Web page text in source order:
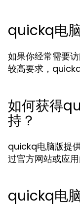
quickq电
如果你经常需要
较高要求，
如何获得
持？
quickq电脑版提
过官方网站或应
quickq电